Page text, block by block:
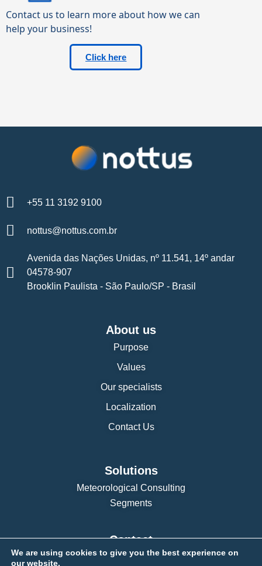
Contact us to learn more about how we can
help your business!
Click here
+55 11 3192 9100
nottus@nottus.com.br
Avenida das Nações Unidas, nº 11.541, 14º andar
04578-907
Brooklin Paulista - São Paulo/SP - Brasil
About us
Purpose
Values
Our specialists
Localization
Contact Us
Solutions
Meteorological Consulting
Segments
Contact
We are using cookies to give you the best experience on
our website.